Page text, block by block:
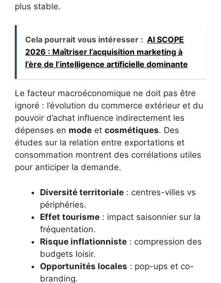
plus stable.
Cela pourrait vous intéresser : AI SCOPE
2026 : Maîtriser l’acquisition marketing à
l’ère de l’intelligence artificielle dominante
Le facteur macroéconomique ne doit pas être
ignoré : l’évolution du commerce extérieur et du
pouvoir d’achat influence indirectement les
dépenses en mode et cosmétiques. Des
études sur la relation entre exportations et
consommation montrent des corrélations utiles
pour anticiper la demande.
Diversité territoriale : centres-villes vs
périphéries.
Effet tourisme : impact saisonnier sur la
fréquentation.
Risque inflationniste : compression des
budgets loisir.
Opportunités locales : pop-ups et co-
branding.